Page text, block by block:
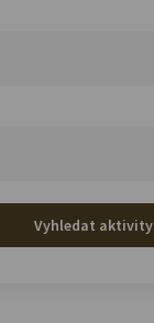
Vyhledat aktivity